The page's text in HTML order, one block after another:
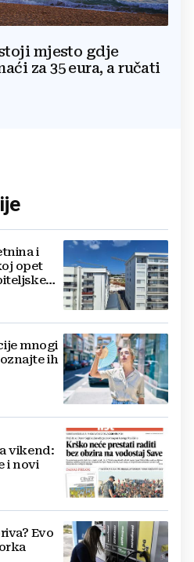
mjesto gdje
za 35 eura, a ručati
i
opet
mnogi
ih
vikend:
i novi
Evo